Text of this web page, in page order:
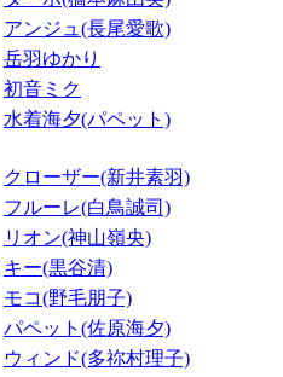
アンジュ(長尾愛歌)
岳羽ゆかり
初音ミク
水着海夕(パペット)
クローザー(新井素羽)
フルーレ(白鳥誠司)
リオン(神山嶺央)
キー(黒谷清)
モコ(野毛朋子)
パペット(佐原海夕)
ウィンド(多祢村理子)